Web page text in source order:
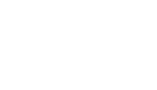
Ti Potrebbe
L'accordo